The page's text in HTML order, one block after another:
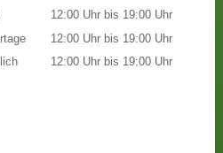
12:00 Uhr bis 19:00 Uhr
12:00 Uhr bis 19:00 Uhr
12:00 Uhr bis 19:00 Uhr